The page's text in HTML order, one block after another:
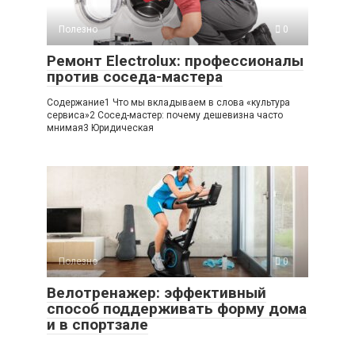
Полезно 0
Ремонт Electrolux: профессионалы
против соседа-мастера
Содержание1 Что мы вкладываем в слова «культура
сервиса»2 Сосед-мастер: почему дешевизна часто
мнимая3 Юридическая
Полезно 0
Велотренажер: эффективный
способ поддерживать форму дома
и в спортзале